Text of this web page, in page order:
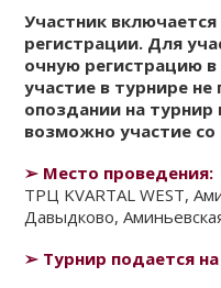
Участник
регистрации. Для
очную регистрацию в
участие в турнире не
опоздании на
возможно участие со
➢ Место проведения:
ТРЦ KVARTAL WEST,
Давыдково,
➢ Турнир подается